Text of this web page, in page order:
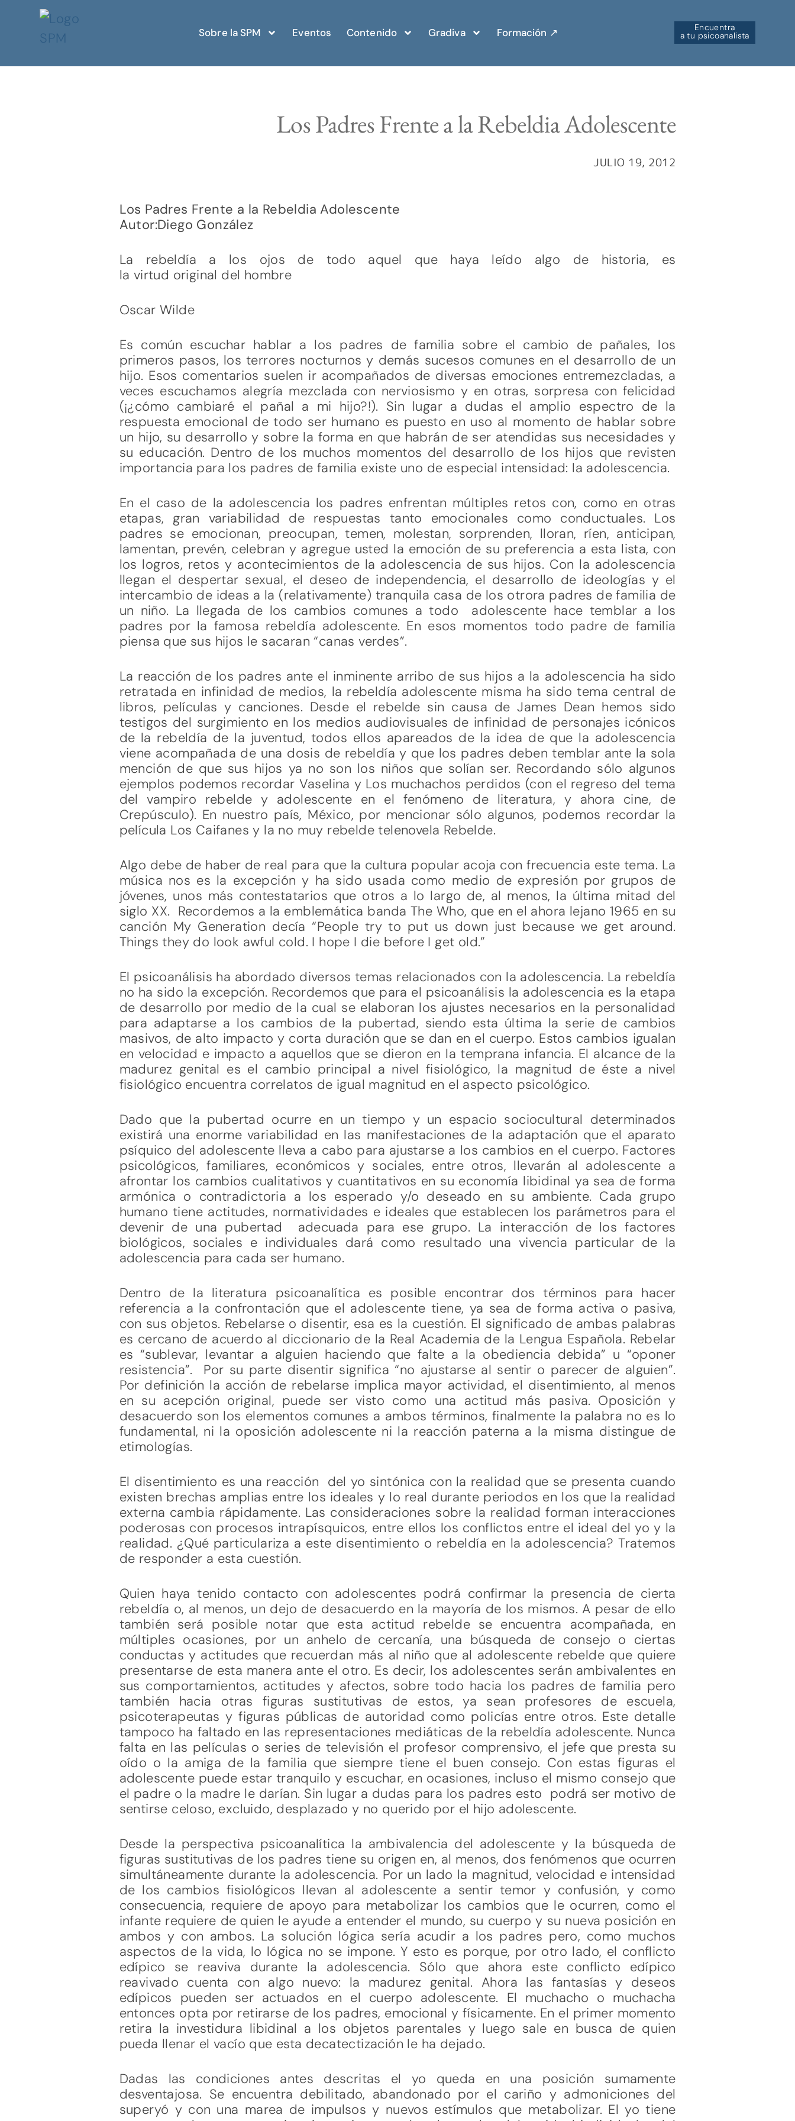
Sobre la SPM Eventos Contenido Gradiva Formación ↗︎ Encuentra
a tu psicoanalista
Los Padres Frente a la Rebeldia Adolescente
JULIO 19, 2012
Los Padres Frente a la Rebeldia Adolescente
Autor:Diego González
La rebeldía a los ojos de todo aquel que haya leído algo de historia, es
la virtud original del hombre
Oscar Wilde
Es común escuchar hablar a los padres de familia sobre el cambio de pañales, los
primeros pasos, los terrores nocturnos y demás sucesos comunes en el desarrollo de un
hijo. Esos comentarios suelen ir acompañados de diversas emociones entremezcladas, a
veces escuchamos alegría mezclada con nerviosismo y en otras, sorpresa con felicidad
(¡¿cómo cambiaré el pañal a mi hijo?!). Sin lugar a dudas el amplio espectro de la
respuesta emocional de todo ser humano es puesto en uso al momento de hablar sobre
un hijo, su desarrollo y sobre la forma en que habrán de ser atendidas sus necesidades y
su educación. Dentro de los muchos momentos del desarrollo de los hijos que revisten
importancia para los padres de familia existe uno de especial intensidad: la adolescencia.
En el caso de la adolescencia los padres enfrentan múltiples retos con, como en otras
etapas, gran variabilidad de respuestas tanto emocionales como conductuales. Los
padres se emocionan, preocupan, temen, molestan, sorprenden, lloran, ríen, anticipan,
lamentan, prevén, celebran y agregue usted la emoción de su preferencia a esta lista, con
los logros, retos y acontecimientos de la adolescencia de sus hijos. Con la adolescencia
llegan el despertar sexual, el deseo de independencia, el desarrollo de ideologías y el
intercambio de ideas a la (relativamente) tranquila casa de los otrora padres de familia de
un niño. La llegada de los cambios comunes a todo adolescente hace temblar a los
padres por la famosa rebeldía adolescente. En esos momentos todo padre de familia
piensa que sus hijos le sacaran “canas verdes”.
La reacción de los padres ante el inminente arribo de sus hijos a la adolescencia ha sido
retratada en infinidad de medios, la rebeldía adolescente misma ha sido tema central de
libros, películas y canciones. Desde el rebelde sin causa de James Dean hemos sido
testigos del surgimiento en los medios audiovisuales de infinidad de personajes icónicos
de la rebeldía de la juventud, todos ellos apareados de la idea de que la adolescencia
viene acompañada de una dosis de rebeldía y que los padres deben temblar ante la sola
mención de que sus hijos ya no son los niños que solían ser. Recordando sólo algunos
ejemplos podemos recordar Vaselina y Los muchachos perdidos (con el regreso del tema
del vampiro rebelde y adolescente en el fenómeno de literatura, y ahora cine, de
Crepúsculo). En nuestro país, México, por mencionar sólo algunos, podemos recordar la
película Los Caifanes y la no muy rebelde telenovela Rebelde.
Algo debe de haber de real para que la cultura popular acoja con frecuencia este tema. La
música nos es la excepción y ha sido usada como medio de expresión por grupos de
jóvenes, unos más contestatarios que otros a lo largo de, al menos, la última mitad del
siglo XX. Recordemos a la emblemática banda The Who, que en el ahora lejano 1965 en su
canción My Generation decía “People try to put us down just because we get around.
Things they do look awful cold. I hope I die before I get old.”
El psicoanálisis ha abordado diversos temas relacionados con la adolescencia. La rebeldía
no ha sido la excepción. Recordemos que para el psicoanálisis la adolescencia es la etapa
de desarrollo por medio de la cual se elaboran los ajustes necesarios en la personalidad
para adaptarse a los cambios de la pubertad, siendo esta última la serie de cambios
masivos, de alto impacto y corta duración que se dan en el cuerpo. Estos cambios igualan
en velocidad e impacto a aquellos que se dieron en la temprana infancia. El alcance de la
madurez genital es el cambio principal a nivel fisiológico, la magnitud de éste a nivel
fisiológico encuentra correlatos de igual magnitud en el aspecto psicológico.
Dado que la pubertad ocurre en un tiempo y un espacio sociocultural determinados
existirá una enorme variabilidad en las manifestaciones de la adaptación que el aparato
psíquico del adolescente lleva a cabo para ajustarse a los cambios en el cuerpo. Factores
psicológicos, familiares, económicos y sociales, entre otros, llevarán al adolescente a
afrontar los cambios cualitativos y cuantitativos en su economía libidinal ya sea de forma
armónica o contradictoria a los esperado y/o deseado en su ambiente. Cada grupo
humano tiene actitudes, normatividades e ideales que establecen los parámetros para el
devenir de una pubertad adecuada para ese grupo. La interacción de los factores
biológicos, sociales e individuales dará como resultado una vivencia particular de la
adolescencia para cada ser humano.
Dentro de la literatura psicoanalítica es posible encontrar dos términos para hacer
referencia a la confrontación que el adolescente tiene, ya sea de forma activa o pasiva,
con sus objetos. Rebelarse o disentir, esa es la cuestión. El significado de ambas palabras
es cercano de acuerdo al diccionario de la Real Academia de la Lengua Española. Rebelar
es “sublevar, levantar a alguien haciendo que falte a la obediencia debida” u “oponer
resistencia”. Por su parte disentir significa “no ajustarse al sentir o parecer de alguien”.
Por definición la acción de rebelarse implica mayor actividad, el disentimiento, al menos
en su acepción original, puede ser visto como una actitud más pasiva. Oposición y
desacuerdo son los elementos comunes a ambos términos, finalmente la palabra no es lo
fundamental, ni la oposición adolescente ni la reacción paterna a la misma distingue de
etimologías.
El disentimiento es una reacción del yo sintónica con la realidad que se presenta cuando
existen brechas amplias entre los ideales y lo real durante periodos en los que la realidad
externa cambia rápidamente. Las consideraciones sobre la realidad forman interacciones
poderosas con procesos intrapísquicos, entre ellos los conflictos entre el ideal del yo y la
realidad. ¿Qué particulariza a este disentimiento o rebeldía en la adolescencia? Tratemos
de responder a esta cuestión.
Quien haya tenido contacto con adolescentes podrá confirmar la presencia de cierta
rebeldía o, al menos, un dejo de desacuerdo en la mayoría de los mismos. A pesar de ello
también será posible notar que esta actitud rebelde se encuentra acompañada, en
múltiples ocasiones, por un anhelo de cercanía, una búsqueda de consejo o ciertas
conductas y actitudes que recuerdan más al niño que al adolescente rebelde que quiere
presentarse de esta manera ante el otro. Es decir, los adolescentes serán ambivalentes en
sus comportamientos, actitudes y afectos, sobre todo hacia los padres de familia pero
también hacia otras figuras sustitutivas de estos, ya sean profesores de escuela,
psicoterapeutas y figuras públicas de autoridad como policías entre otros. Este detalle
tampoco ha faltado en las representaciones mediáticas de la rebeldía adolescente. Nunca
falta en las películas o series de televisión el profesor comprensivo, el jefe que presta su
oído o la amiga de la familia que siempre tiene el buen consejo. Con estas figuras el
adolescente puede estar tranquilo y escuchar, en ocasiones, incluso el mismo consejo que
el padre o la madre le darían. Sin lugar a dudas para los padres esto podrá ser motivo de
sentirse celoso, excluido, desplazado y no querido por el hijo adolescente.
Desde la perspectiva psicoanalítica la ambivalencia del adolescente y la búsqueda de
figuras sustitutivas de los padres tiene su origen en, al menos, dos fenómenos que ocurren
simultáneamente durante la adolescencia. Por un lado la magnitud, velocidad e intensidad
de los cambios fisiológicos llevan al adolescente a sentir temor y confusión, y como
consecuencia, requiere de apoyo para metabolizar los cambios que le ocurren, como el
infante requiere de quien le ayude a entender el mundo, su cuerpo y su nueva posición en
ambos y con ambos. La solución lógica sería acudir a los padres pero, como muchos
aspectos de la vida, lo lógica no se impone. Y esto es porque, por otro lado, el conflicto
edípico se reaviva durante la adolescencia. Sólo que ahora este conflicto edípico
reavivado cuenta con algo nuevo: la madurez genital. Ahora las fantasías y deseos
edípicos pueden ser actuados en el cuerpo adolescente. El muchacho o muchacha
entonces opta por retirarse de los padres, emocional y físicamente. En el primer momento
retira la investidura libidinal a los objetos parentales y luego sale en busca de quien
pueda llenar el vacío que esta decatectización le ha dejado.
Dadas las condiciones antes descritas el yo queda en una posición sumamente
desventajosa. Se encuentra debilitado, abandonado por el cariño y admoniciones del
superyó y con una marea de impulsos y nuevos estímulos que metabolizar. El yo tiene